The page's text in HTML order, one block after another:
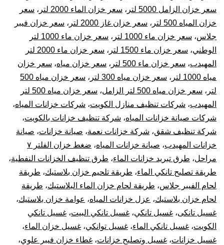
سعر خزان الزامل 5000 لتر
، سعر خزان الماء 2000 لتر ، سعر
خزان المياه 500 لتر
، سعر خزان غاز 2000 لتر ، سعر خزان فيبر
جلاس، سعر خزان ماء 1000 لتر ،
سعر خزان ماء 1000 لتر
الوطني، سعر خزان ماء 1500 لتر ،
سعر خزان ماء 2000 لتر
المهيدب، سعر خزان ماء 500 لتر ، سعر خزان مياه، سعر خزان
مياه 1000 لتر
، سعر خزان مياه 300 لتر ،
سعر خزان مياه 500
لتر ، سعر خزان مياه 500 لتر الزامل ،
سعر خزان مياه 500 لتر
المهيدب، شركات تنظيف منازل الكويت، شركات خزانات المياه،
شركات صيانة خزانات المياه، شركة تنظيف خزانات بالكويت،
شركة تنظيف شقق، شركة خزانات نعمة، صيانة خزانات، صيانة
خزانات المهيدب، صيانة خزانات المياه،
ضغط خزان الفلتر ٧
مراحل، طرق تبريد خزانات الماء، طرق تنظيف الخزانات النفطية،
طريقة تصليح تانكي الماء، طريقة تلحيم خزان بلاستيك، طريقة
لحام الفيبر جلاس، طريقة لحام خزان الماء البلاستيك، طريقة
لحام خزان بلاستيك، عزل خزانات المياه، عوامة خزان بلاستيك،
غسيل تانكى، غسيل تانكي، غسيل تانكي البيت، غسيل تانكي
الكويت، غسيل تانكي الماء، غسيل توانكي، غسيل خزان الماء،
غسيل خزانات، غسيل وتصليح خزانات، غطاء خزان فيبر علوي،